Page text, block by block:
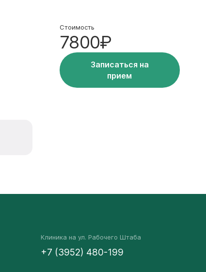
Стоимость
7800₽
Записаться на
прием
Клиника на ул. Рабочего Штаба
+7 (3952) 480-199